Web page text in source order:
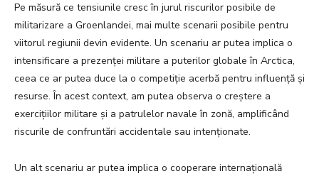
Pe măsură ce tensiunile cresc în jurul riscurilor posibile de
militarizare a Groenlandei, mai multe scenarii posibile pentru
viitorul regiunii devin evidente. Un scenariu ar putea implica o
intensificare a prezenței militare a puterilor globale în Arctica,
ceea ce ar putea duce la o competiție acerbă pentru influență și
resurse. În acest context, am putea observa o creștere a
exercițiilor militare și a patrulelor navale în zonă, amplificând
riscurile de confruntări accidentale sau intenționate.
Un alt scenariu ar putea implica o cooperare internațională